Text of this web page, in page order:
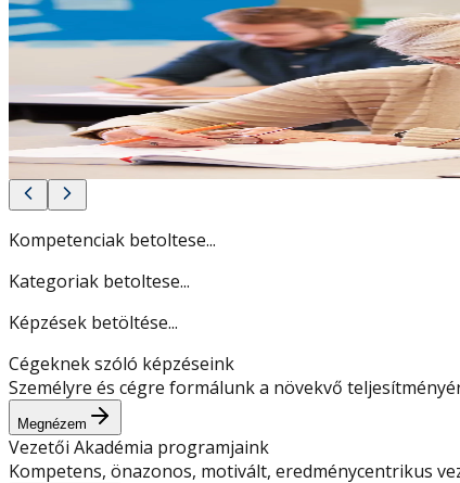
ÜDVÖZLÜNK A MAGYAR
KÖZPONTJÁNÁL!
Képzéseinkkel piacképes tudást adunk a kezedbe és
Nézd meg, hogyan!
Kompetenciak betoltese...
Kategoriak betoltese...
Képzések betöltése...
Cégeknek szóló képzéseink
Személyre és cégre formálunk a növekvő
Megnézem
Vezetői Akadémia programjaink
Kompetens, önazonos, motivált, eredménycentrikus